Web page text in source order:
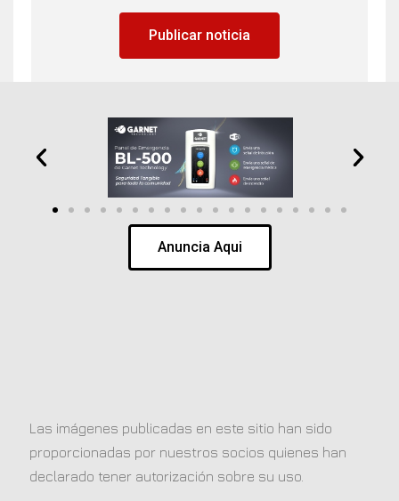
Publicar noticia
Anuncia Aqui
Las imágenes publicadas en este sitio han sido
proporcionadas por nuestros socios quienes han
declarado tener autorización sobre su uso.